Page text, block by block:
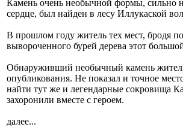
Камень очень необычной формы, сильно
сердце, был найден в лесу Иллукаской
В прошлом году житель тех мест, бродя
вывороченного бурей дерева этот
Обнаруживший необычный камень житель
опубликования. Не показал и точное
найти тут же и легендарные сокровища
захоронили вместе с героем.
далее...